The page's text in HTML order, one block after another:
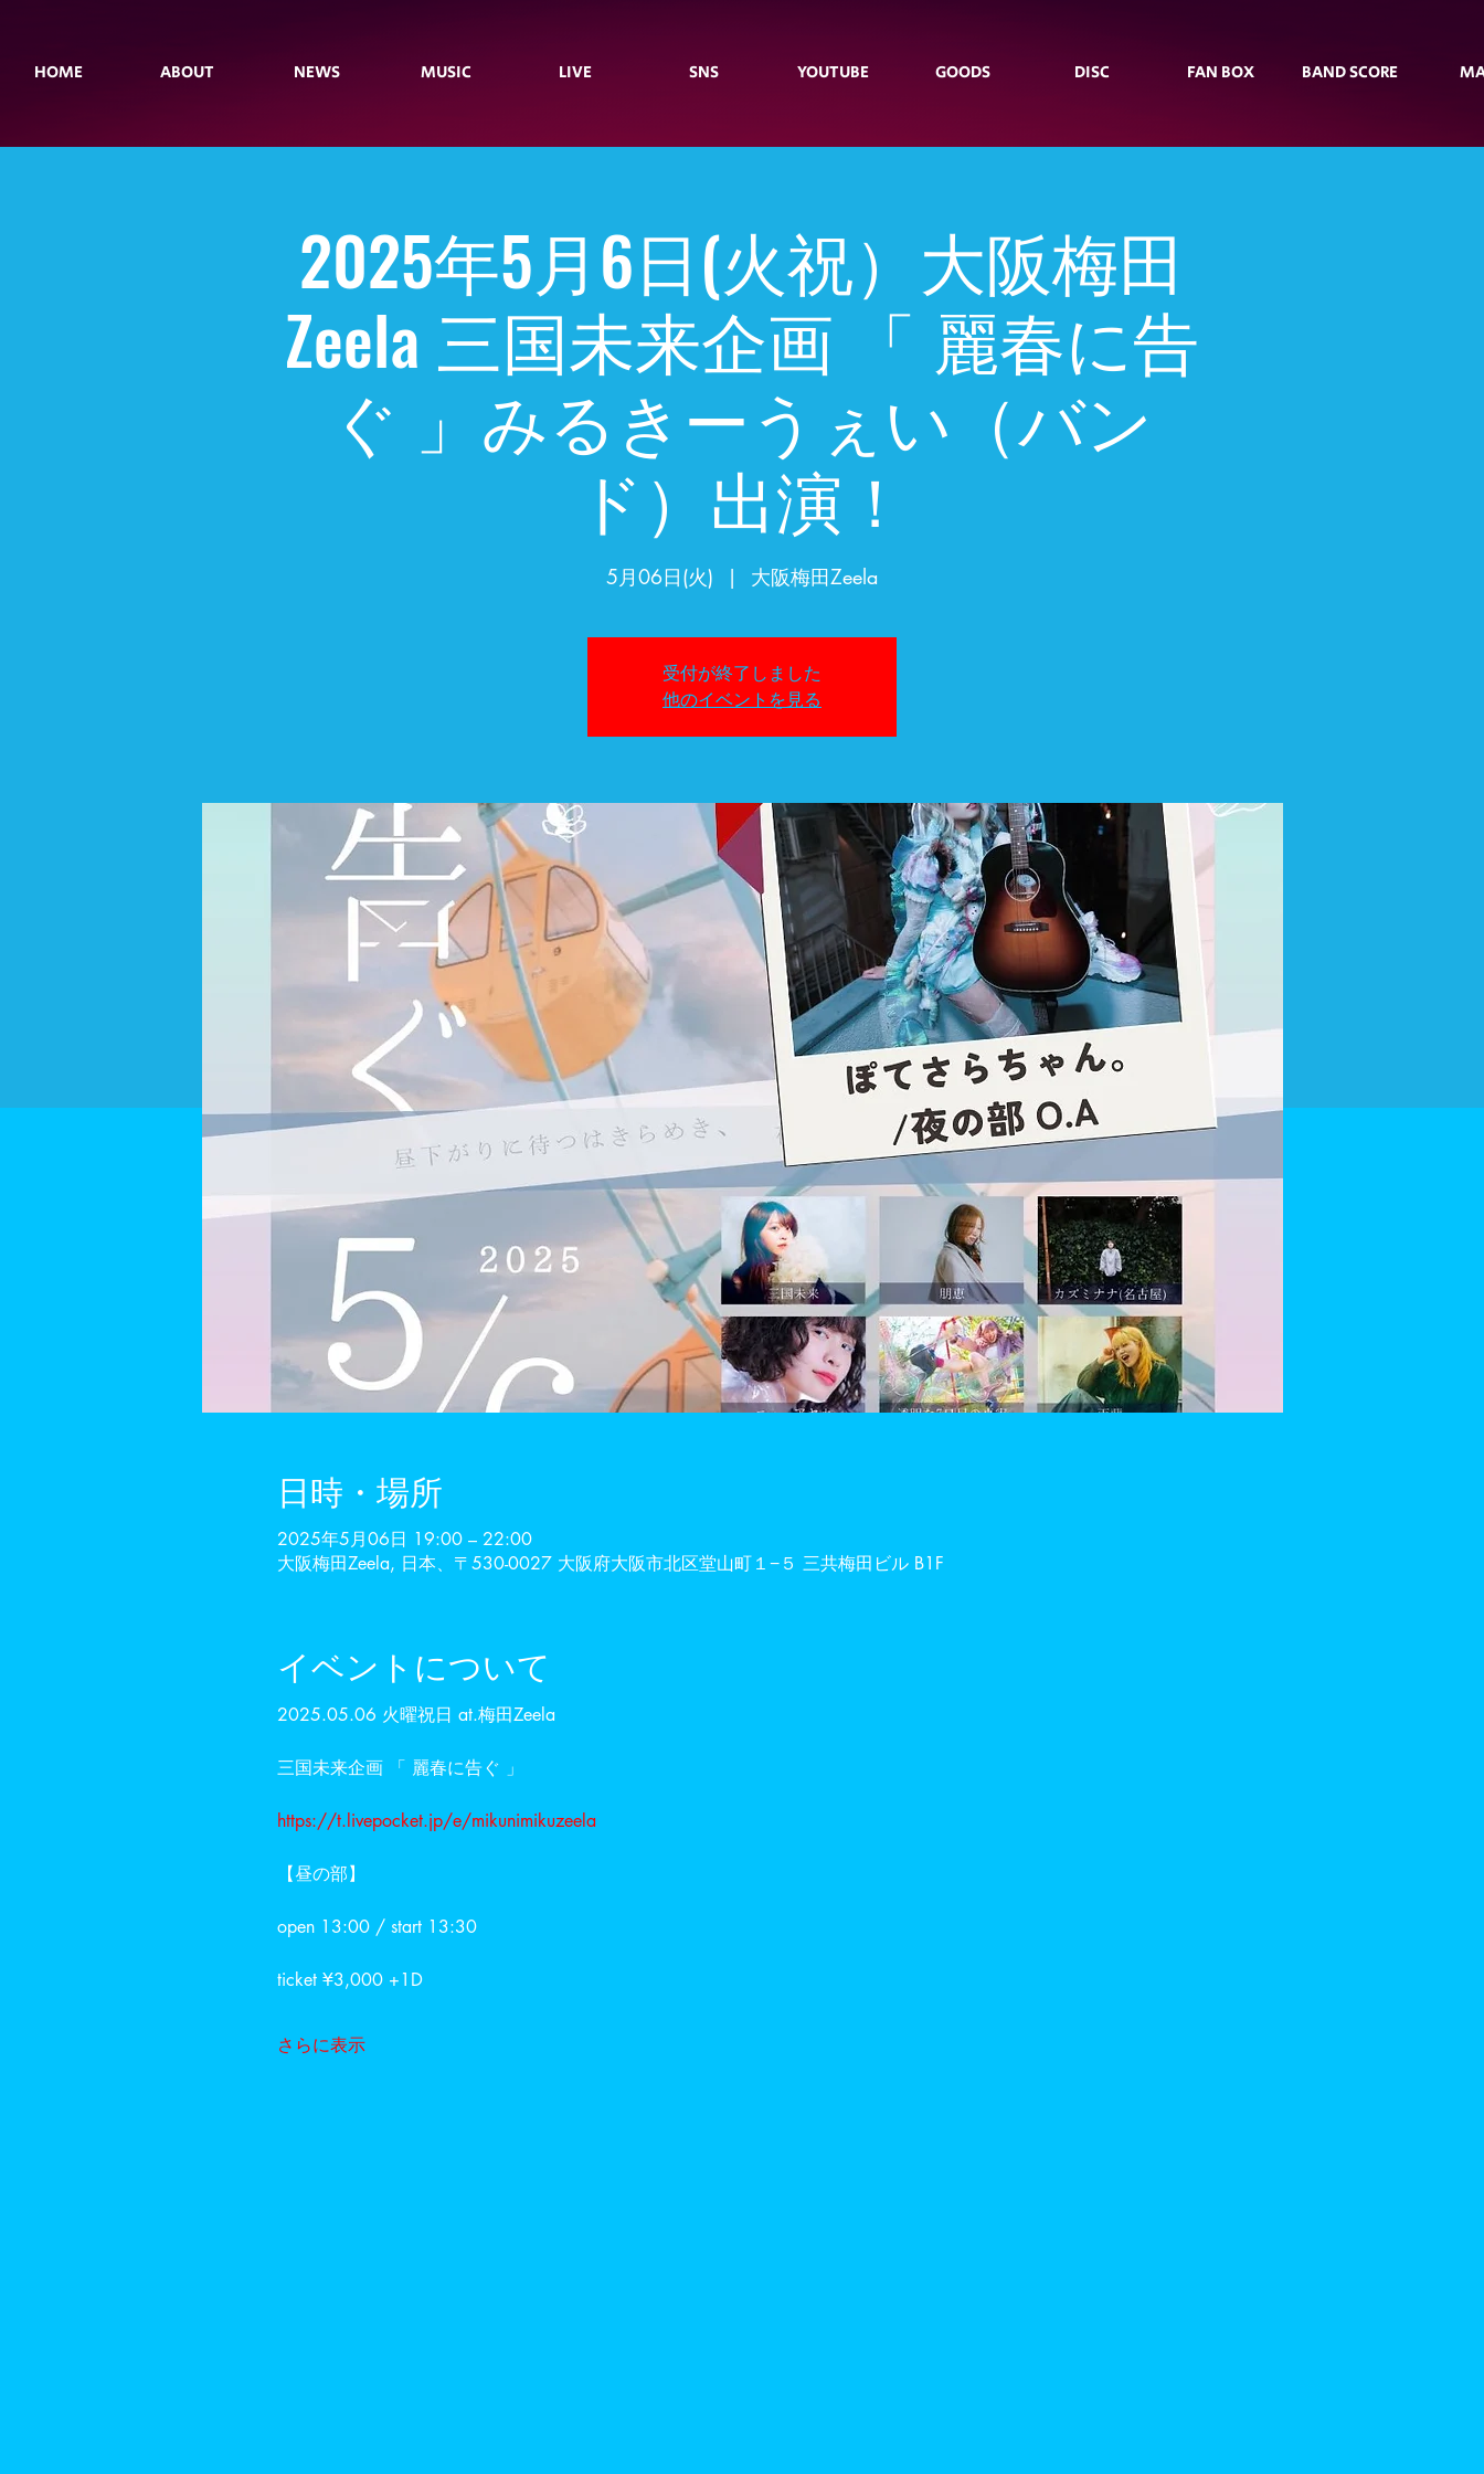
HOME ABOUT NEWS MUSIC LIVE SNS YOUTUBE GOODS DISC FAN BOX BAND SCORE
2025年5月6日(火祝）大阪梅田
Zeela 三国未来企画 「 麗春に告
ぐ 」みるきーうぇい（バン
ド）出演！
5月06日(火)
  |
大阪梅田Zeela
受付が終了しました
他のイベントを見る
日時・場所
2025年5月06日 19:00 – 22:00
大阪梅田Zeela, 日本、〒530-0027 大阪府大阪市北区堂山町１−５ 三共梅田ビル B1F
イベントについて
2025.05.06 火曜祝日 at.梅田Zeela
三国未来企画 「 麗春に告ぐ 」
https://t.livepocket.jp/e/mikunimikuzeela
【昼の部】
open 13:00 / start 13:30
ticket ¥3,000 +1D
さらに表示